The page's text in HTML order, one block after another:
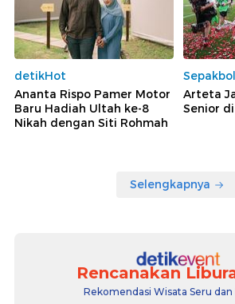
detikHot
Ananta Rispo Pamer Motor
Baru Hadiah Ultah ke-8
Nikah dengan Siti Rohmah
Arteta
Senior
Selengkapnya
Rencanakan
Rekomendasi Wisata Seru